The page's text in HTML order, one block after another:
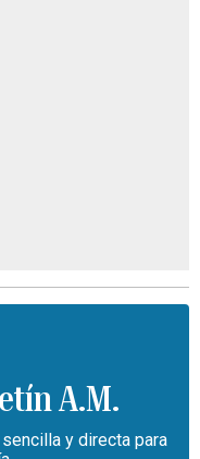
A.M.
y directa para